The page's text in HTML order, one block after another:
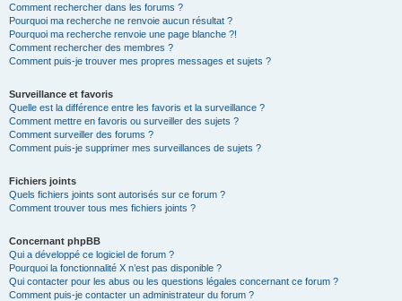
Comment rechercher dans les forums ?
Pourquoi ma recherche ne renvoie aucun résultat ?
Pourquoi ma recherche renvoie une page blanche ?!
Comment rechercher des membres ?
Comment puis-je trouver mes propres messages et sujets ?
Surveillance et favoris
Quelle est la différence entre les favoris et la surveillance ?
Comment mettre en favoris ou surveiller des sujets ?
Comment surveiller des forums ?
Comment puis-je supprimer mes surveillances de sujets ?
Fichiers joints
Quels fichiers joints sont autorisés sur ce forum ?
Comment trouver tous mes fichiers joints ?
Concernant phpBB
Qui a développé ce logiciel de forum ?
Pourquoi la fonctionnalité X n’est pas disponible ?
Qui contacter pour les abus ou les questions légales concernant ce forum ?
Comment puis-je contacter un administrateur du forum ?